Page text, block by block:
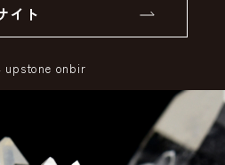
イト
upstone onbir